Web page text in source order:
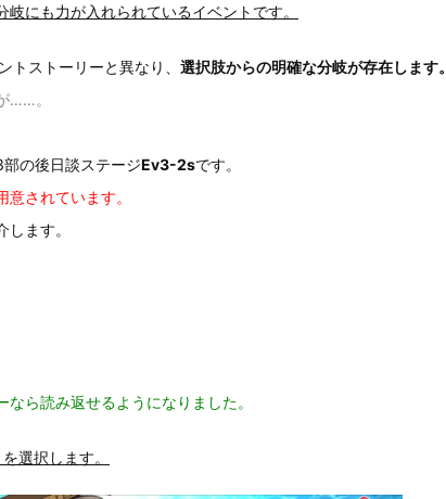
にも力が入れられているイベントです。
ストーリーと異なり、 選択肢からの明確な分岐が存在します。
……。
の後日談ステージEv3-2sです。
されています。
ます。
ら読み返せるようになりました。
選択します。